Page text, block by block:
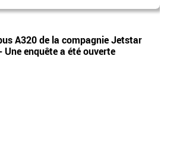
A320 de la compagnie Jetstar
enquête a été ouverte